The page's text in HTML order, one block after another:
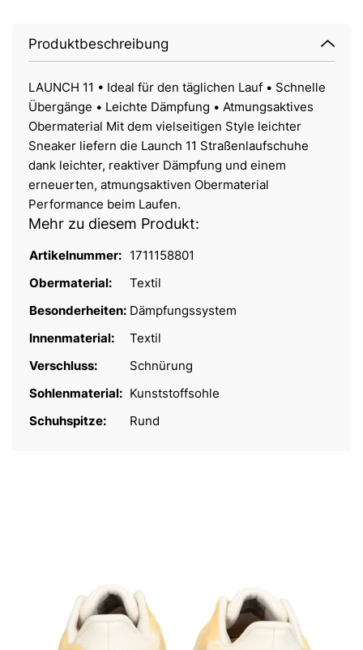
Produktbeschreibung
LAUNCH 11 • Ideal für den täglichen Lauf • Schnelle
Übergänge • Leichte Dämpfung • Atmungsaktives
Obermaterial Mit dem vielseitigen Style leichter
Sneaker liefern die Launch 11 Straßenlaufschuhe
dank leichter, reaktiver Dämpfung und einem
erneuerten, atmungsaktiven Obermaterial
Performance beim Laufen.
Mehr zu diesem Produkt:
Artikelnummer: 1711158801
Obermaterial:
Textil
Besonderheiten: Dämpfungssystem
Innenmaterial:
Textil
Verschluss:
Schnürung
Sohlenmaterial: Kunststoffsohle
Schuhspitze:
Rund